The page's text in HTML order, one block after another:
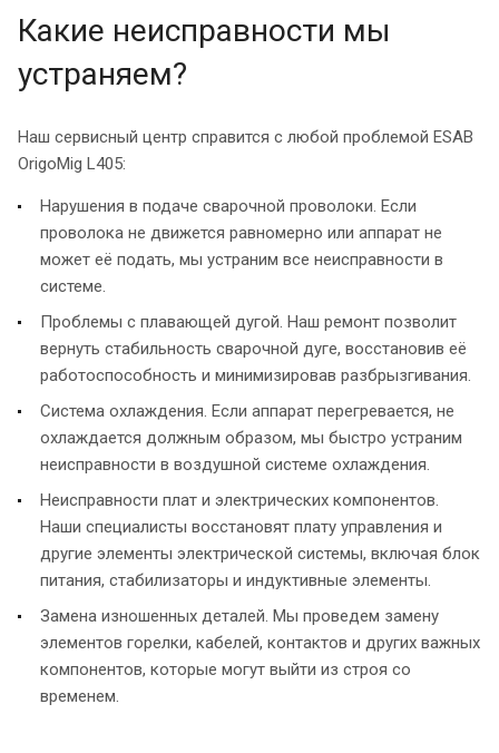
Какие неисправности мы
устраняем?
Наш сервисный центр справится с любой проблемой ESAB
OrigoMig L405:
Нарушения в подаче сварочной проволоки. Если
проволока не движется равномерно или аппарат не
может её подать, мы устраним все неисправности в
системе.
Проблемы с плавающей дугой. Наш ремонт позволит
вернуть стабильность сварочной дуге, восстановив её
работоспособность и минимизировав разбрызгивания.
Система охлаждения. Если аппарат перегревается, не
охлаждается должным образом, мы быстро устраним
неисправности в воздушной системе охлаждения.
Неисправности плат и электрических компонентов.
Наши специалисты восстановят плату управления и
другие элементы электрической системы, включая блок
питания, стабилизаторы и индуктивные элементы.
Замена изношенных деталей. Мы проведем замену
элементов горелки, кабелей, контактов и других важных
компонентов, которые могут выйти из строя со
временем.